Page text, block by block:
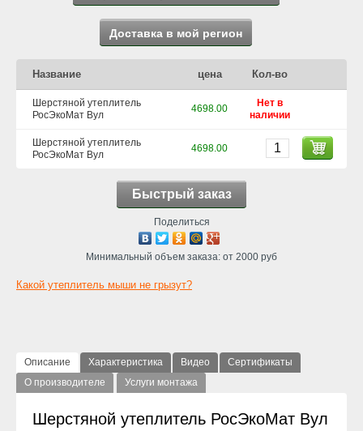
Доставка в мой регион
Название цена Кол-во
Шерстяной утеплитель
РосЭкоМат Вул
4698.00
Нет в
наличии
Шерстяной утеплитель
РосЭкоМат Вул
4698.00
Быстрый заказ
Поделиться
Минимальный объем заказа: от 2000 руб
Какой утеплитель мыши не грызут?
Описание Характеристика Видео
Сертификаты
О производителе
Услуги монтажа
Шерстяной утеплитель РосЭкоМат Вул